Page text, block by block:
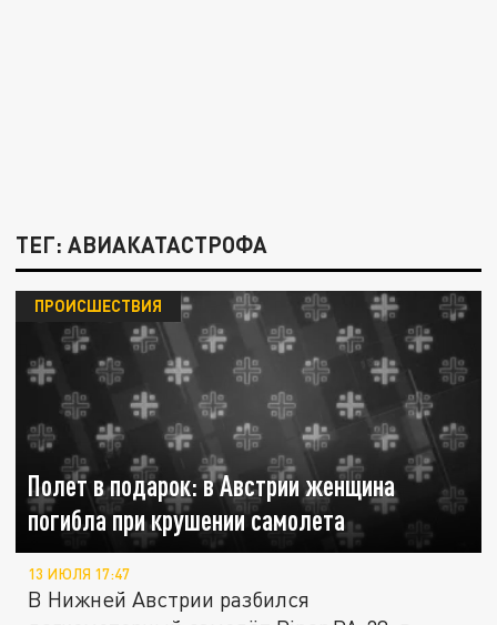
ТЕГ: АВИАКАТАСТРОФА
Полет в подарок: в Австрии женщина
погибла при крушении самолета
ПРОИСШЕСТВИЯ
13 ИЮЛЯ 17:47
В Нижней Австрии разбился